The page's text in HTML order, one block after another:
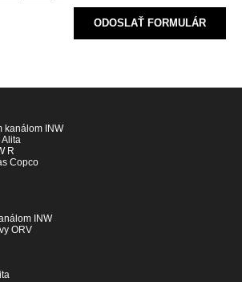
ODOSLAŤ FORMULÁR
kanálom INW
Alita
R
Copco
INW
ORV